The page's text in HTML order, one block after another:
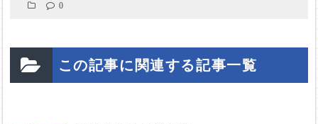
0
この記事に関連する記事一覧